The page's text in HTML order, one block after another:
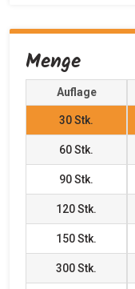
Menge
Auflage
30Stk.
60Stk.
90Stk.
120Stk.
150Stk.
300Stk.